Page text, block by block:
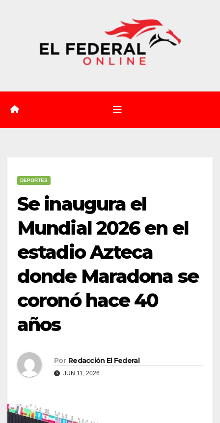
DEPORTES
Se inaugura el
Mundial 2026 en el
estadio Azteca
donde Maradona se
coronó hace 40
años
Por Redacción El Federal
JUN 11, 2026